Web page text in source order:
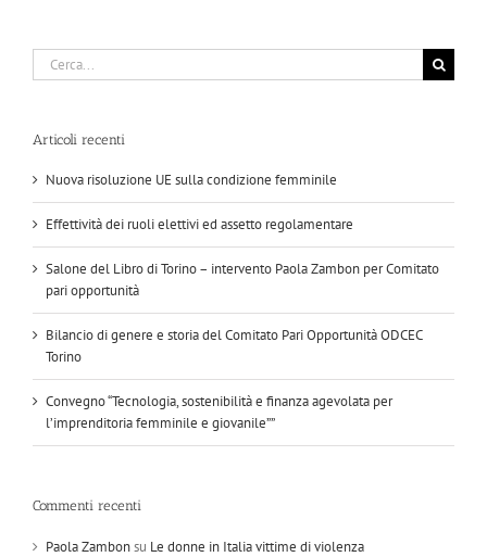
Cerca
per:
Articoli recenti
Nuova risoluzione UE sulla condizione femminile
Effettività dei ruoli elettivi ed assetto regolamentare
Salone del Libro di Torino – intervento Paola Zambon per Comitato
pari opportunità
Bilancio di genere e storia del Comitato Pari Opportunità ODCEC
Torino
Convegno “Tecnologia, sostenibilità e finanza agevolata per
l’imprenditoria femminile e giovanile””
Commenti recenti
Paola Zambonsu Le donne in Italia vittime di violenza